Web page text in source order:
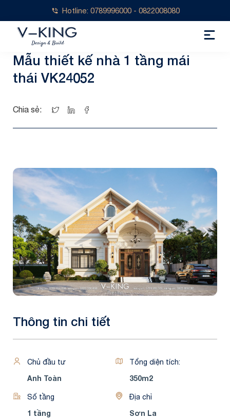
Hotline: 0789996000 - 0822008080
Mẫu thiết kế nhà 1 tầng mái
thái VK24052
Chia sẻ:
Thông tin chi tiết
Chủ đầu tư
Anh Toàn
Tổng diện tích:
350m2
Số tầng
1 tầng
Địa chỉ
Sơn La